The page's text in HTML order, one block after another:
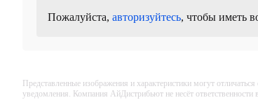
Пожалуйста, авторизуйтесь, чтобы иметь
Представленные изображения и характеристики могут
уведомления. Компания АйДистрибьют не несёт